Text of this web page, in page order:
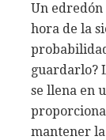
Un
hora de la
guardarlo?
se llena en
mantener